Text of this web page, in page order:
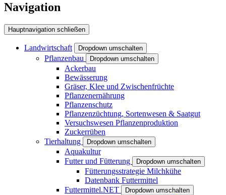
Navigation
Hauptnavigation schließen
Landwirtschaft Dropdown umschalten
Pflanzenbau Dropdown umschalten
Ackerbau
Bewässerung
Gräser, Klee und Zwischenfrüchte
Pflanzenernährung
Pflanzenschutz
Pflanzenzüchtung, Sortenwesen & Saatgut
Versuchswesen Pflanzenproduktion
Zuckerrüben
Tierhaltung
Dropdown umschalten
Aquakultur
Futter und Fütterung
Dropdown umschalten
Fütterungsstrategie Milchkühe
Datenbank Futtermittel
Futtermittel.NET
Dropdown umschalten